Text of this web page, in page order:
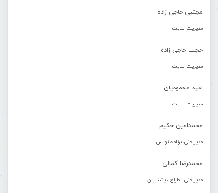
مجتبی حاجی زاده
مدیریت سایت
حجت حاجی زاده
مدیریت سایت
امید محمودیان
مدیریت سایت
محمدامین حکیم
مدیر فنی، برنامه نویس
محمدرضا کمالی
مدیر فنی ، طراح ، پشتیبان